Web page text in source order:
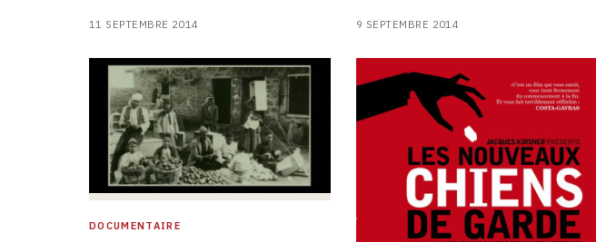
11 SEPTEMBRE 2014 9 SEPTEMBRE 2014
DOCUMENTAIRE